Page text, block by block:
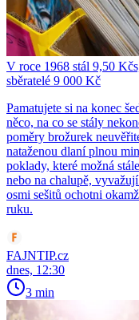
V roce 1968 stál 9,50
sběratelé 9 000 Kč
Pamatujete si na konec
něco, na co se stály
poměry brožurek
nataženou dlaní plnou
poklady, které možná
nebo na chalupě,
osmi sešitů ochotni
ruku.
FAJNTIP.cz
dnes, 12:30
3 min